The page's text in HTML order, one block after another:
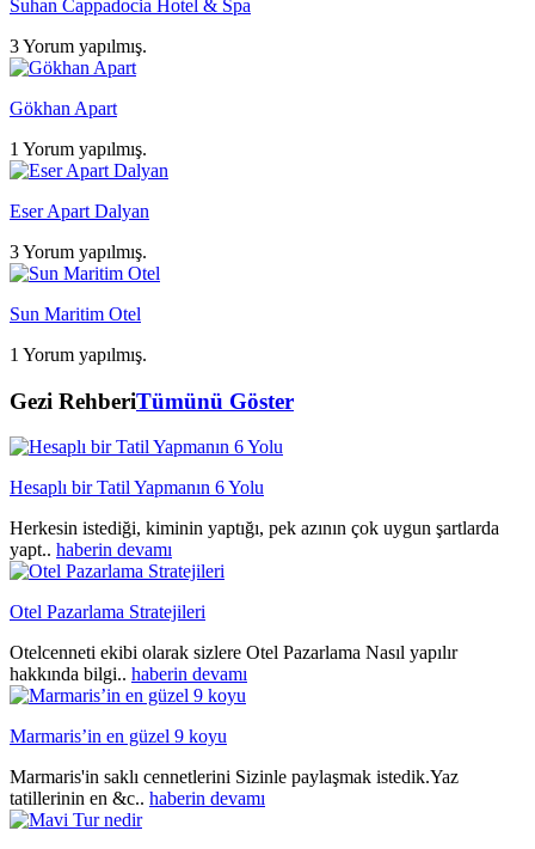
Suhan Cappadocia Hotel & Spa
3 Yorum yapılmış.
Gökhan Apart
1 Yorum yapılmış.
Eser Apart Dalyan
3 Yorum yapılmış.
Sun Maritim Otel
1 Yorum yapılmış.
Gezi RehberiTümünü Göster
Hesaplı bir Tatil Yapmanın 6 Yolu
Herkesin istediği, kiminin yaptığı, pek azının çok uygun şartlarda
yapt.. haberin devamı
Otel Pazarlama Stratejileri
Otelcenneti ekibi olarak sizlere Otel Pazarlama Nasıl yapılır
hakkında bilgi.. haberin devamı
Marmaris’in en güzel 9 koyu
Marmaris'in saklı cennetlerini Sizinle paylaşmak istedik.Yaz
tatillerinin en &c.. haberin devamı